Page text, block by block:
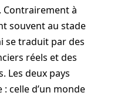
Contrairement à
souvent au stade
se traduit par des
réels et des
Les deux pays
celle d’un monde